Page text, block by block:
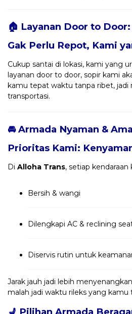
🏠 Layanan Door to Door:
Gak Perlu Repot, Kami
Cukup santai di lokasi, kami yang
layanan door to door, sopir kami
kamu tepat waktu tanpa ribet, jadi
transportasi.
🚘 Armada Nyaman &
Prioritas Kami:
Di Alloha Trans, setiap kendaraan
Bersih & wangi
Dilengkapi AC & reclining
Diservis rutin untuk
Jarak jauh jadi lebih
malah jadi waktu rileks yang
💺 Pilihan Armada